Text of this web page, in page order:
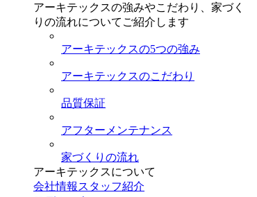
アーキテックスの強みやこだわり、家づく
りの流れについてご紹介します
アーキテックスの5つの強み
アーキテックスのこだわり
品質保証
アフターメンテナンス
家づくりの流れ
アーキテックスについて
会社情報 スタッフ紹介